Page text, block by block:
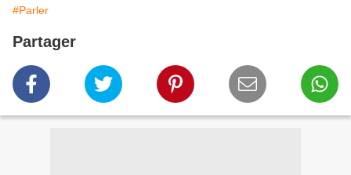
#Parler
Partager